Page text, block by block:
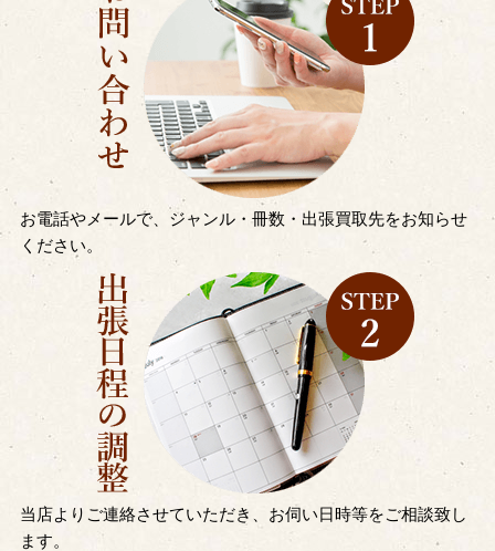
お電話やメールで、ジャンル・冊数・出張買取先をお知らせ
ください。
当店よりご連絡させていただき、お伺い日時等をご相談致し
ます。